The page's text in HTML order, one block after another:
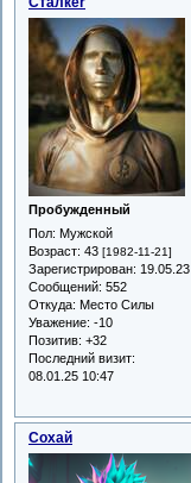
Пробужденный
Пол: Мужской
Возраст: 43 [1982-11-21]
Зарегистрирован: 19.05.23
Сообщений: 552
Откуда: Место Силы
Уважение: -10
Позитив: +32
Последний визит:
08.01.25 10:47
Сохай